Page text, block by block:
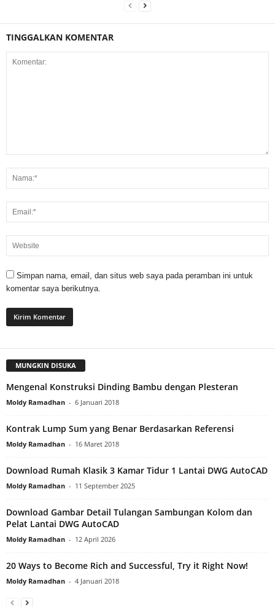
TINGGALKAN KOMENTAR
Simpan nama, email, dan situs web saya pada peramban ini untuk
komentar saya berikutnya.
MUNGKIN DISUKA
Mengenal Konstruksi Dinding Bambu dengan Plesteran
Moldy Ramadhan - 6 Januari 2018
Kontrak Lump Sum yang Benar Berdasarkan Referensi
Moldy Ramadhan - 16 Maret 2018
Download Rumah Klasik 3 Kamar Tidur 1 Lantai DWG AutoCAD
Moldy Ramadhan - 11 September 2025
Download Gambar Detail Tulangan Sambungan Kolom dan
Pelat Lantai DWG AutoCAD
Moldy Ramadhan - 12 April 2026
20 Ways to Become Rich and Successful, Try it Right Now!
Moldy Ramadhan - 4 Januari 2018